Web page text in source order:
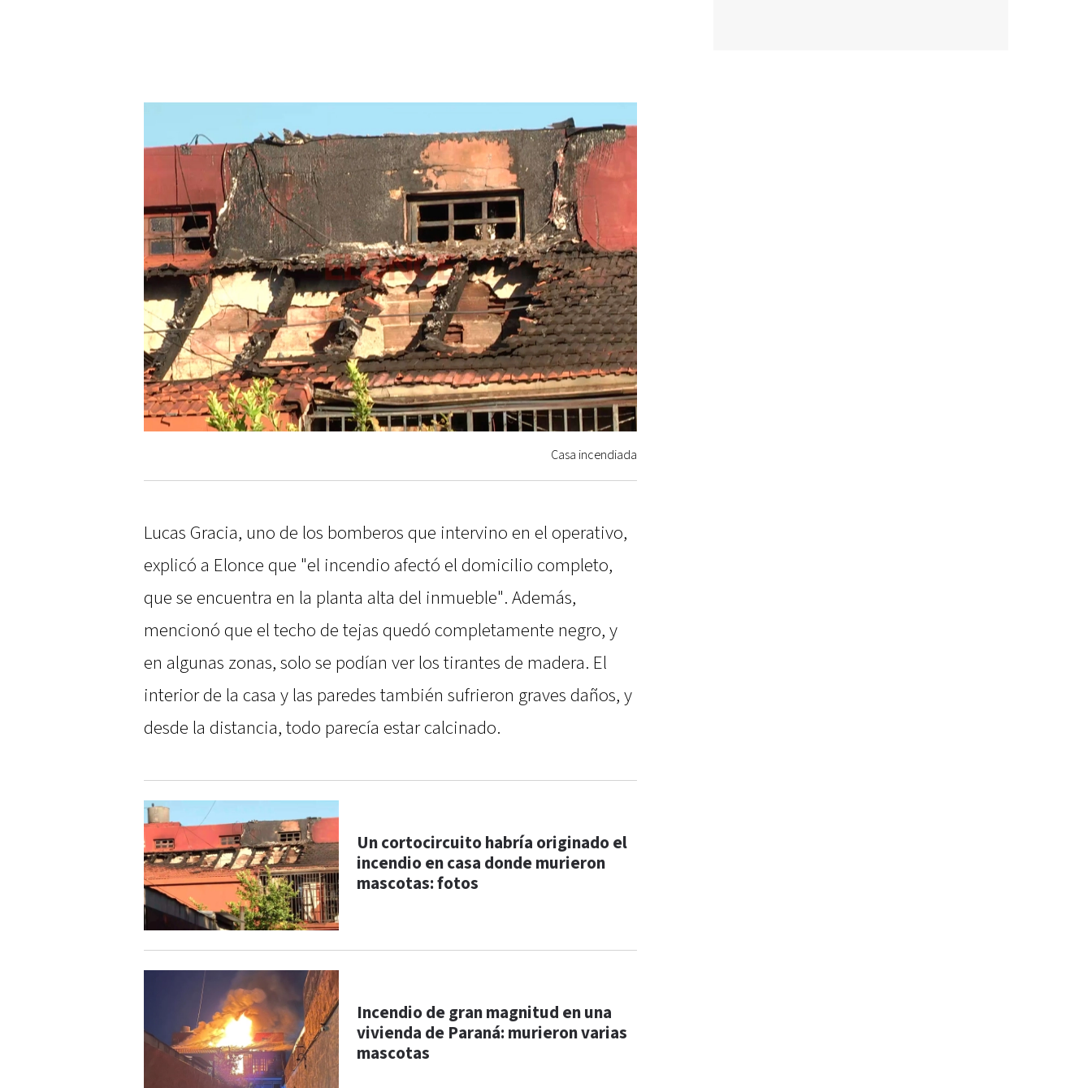
Casa incendiada
Lucas Gracia, uno de los bomberos que intervino en el operativo,
explicó a Elonce que "el incendio afectó el domicilio completo,
que se encuentra en la planta alta del inmueble". Además,
mencionó que el techo de tejas quedó completamente negro, y
en algunas zonas, solo se podían ver los tirantes de madera. El
interior de la casa y las paredes también sufrieron graves daños, y
desde la distancia, todo parecía estar calcinado.
Un cortocircuito habría originado el
incendio en casa donde murieron
mascotas: fotos
Incendio de gran magnitud en una
vivienda de Paraná: murieron varias
mascotas